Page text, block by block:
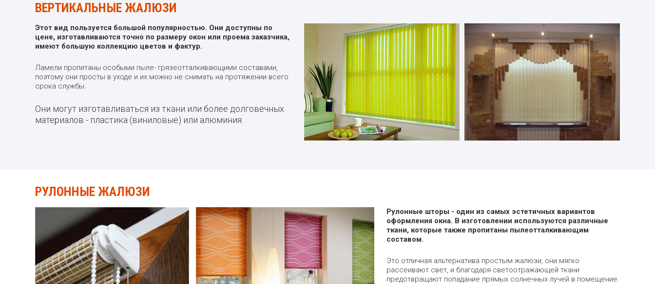
ВЕРТИКАЛЬНЫЕ ЖАЛЮЗИ
Этот вид пользуется большой популярностью. Они доступны по
цене, изготавливаются точно по размеру окон или проема заказчика,
имеют большую коллекцию цветов и фактур.
Ламели пропитаны особыми пыле- грязеотталкивающими составами,
поэтому они просты в уходе и их можно не снимать на протяжении всего
срока службы.
Они могут изготавливаться из ткани или более долговечных
материалов - пластика (виниловые) или алюминия.
РУЛОННЫЕ ЖАЛЮЗИ
Рулонные шторы - один из самых эстетичных вариантов
оформления окна. В изготовлении используются различные
ткани, которые также пропитаны пылеотталкивающим
составом.
Это отличная альтернатива простым жалюзи, они мягко
рассеивают свет, и благодаря светоотражающей ткани
предотвращают попадание прямых солнечных лучей в помещение.